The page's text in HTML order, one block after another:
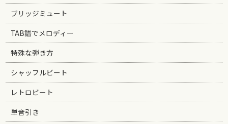
ブリッジミュート
TAB譜でメロディー
特殊な弾き方
シャッフルビート
レトロビート
単音引き